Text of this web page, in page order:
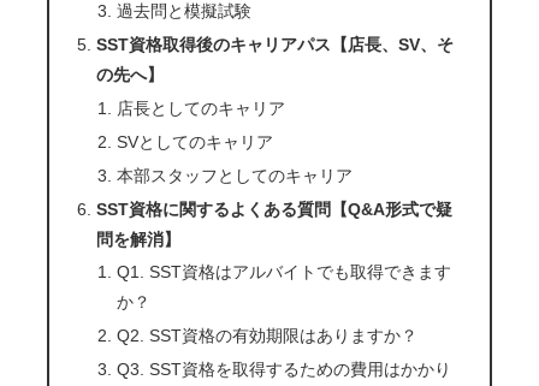
過去問と模擬試験
SST資格取得後のキャリアパス【店長、SV、そ
の先へ】
店長としてのキャリア
SVとしてのキャリア
本部スタッフとしてのキャリア
SST資格に関するよくある質問【Q&A形式で疑
問を解消】
Q1. SST資格はアルバイトでも取得できます
か？
Q2. SST資格の有効期限はありますか？
Q3. SST資格を取得するための費用はかかり